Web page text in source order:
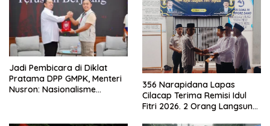
Jadi Pembicara di Diklat
Pratama DPP GMPK, Menteri
Nusron: Nasionalisme
356 Narapidana Lapas
Cilacap Terima Remisi Idul
Fitri 2026. 2 Orang Langsung